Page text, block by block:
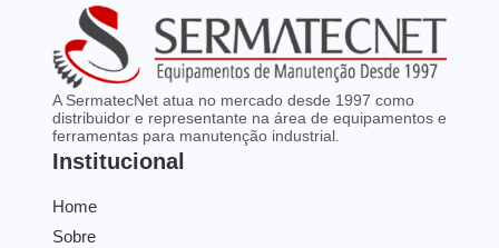
A SermatecNet atua no mercado desde 1997 como
distribuidor e representante na área de equipamentos e
ferramentas para manutenção industrial.
Institucional
Home
Sobre